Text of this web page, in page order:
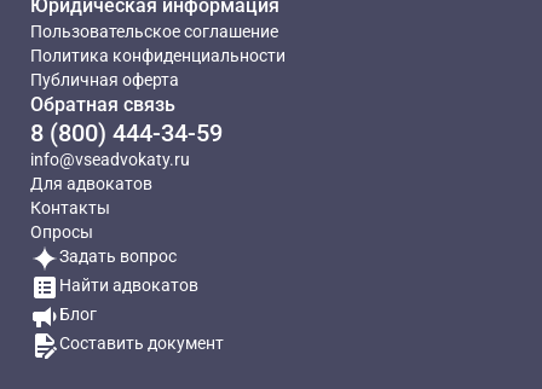
Юридическая информация
Пользовательское соглашение
Политика конфиденциальности
Публичная оферта
Обратная связь
8 (800) 444-34-59
info@vseadvokaty.ru
Для адвокатов
Контакты
Опросы
Задать вопрос
Найти адвокатов
Блог
Составить документ